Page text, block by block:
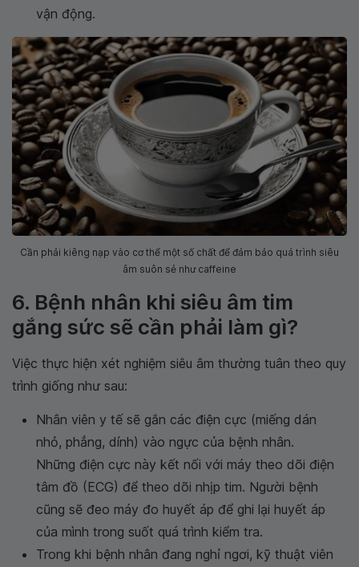
vận động.
Cần phải kiêng nạp vào cơ thể một số chất để đảm bảo quá trình siêu
âm suôn sẻ như caffeine
6. Bệnh nhân khi siêu âm tim
gắng sức sẽ cần phải làm gì?
Việc thực hiện xét nghiệm siêu âm thường tuân theo quy
trình giống như sau:
Nhân viên y tế sẽ gắn các điện cực (miếng dán
nhỏ, phẳng, dính) vào ngực của bệnh nhân.
Những điện cực này kết nối với máy theo dõi điện
tâm đồ (ECG) để theo dõi nhịp tim. Người bệnh
cũng sẽ đeo máy đo huyết áp để ghi lại huyết áp
của mình trong suốt quá trình kiểm tra.
Trong khi bệnh nhân đang nghỉ ngơi, kỹ thuật viên